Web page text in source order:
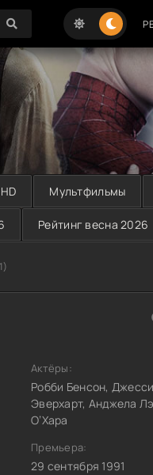
Мультфильмы
Рейтинг весна 2026
Актёры:
Робби Бенсон,
Эверхарт, Анджела
О’Хара
Премьера:
29 сентября 1991